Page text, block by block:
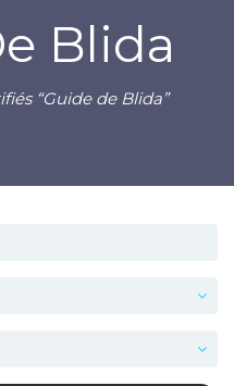
Blida
“Guide de Blida”